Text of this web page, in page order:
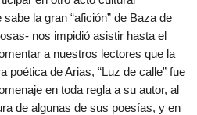
la gran “afición” de Baza de
nos impidió asistir hasta el
a nuestros lectores que la
poética de Arias, “Luz de calle” fue
en toda regla a su autor, al
de algunas de sus poesías, y en